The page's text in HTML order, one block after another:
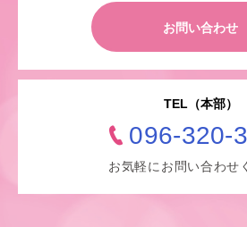
お問い合わせ
TEL（本部）
096-320-
お気軽にお問い合わせ